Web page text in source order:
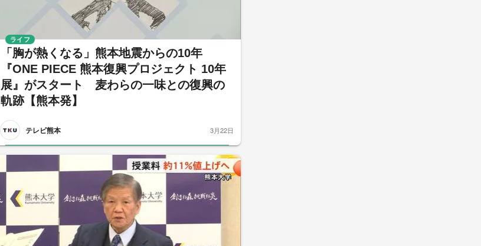
「胸が熱くなる」熊本地震からの10年
『ONE PIECE 熊本復興プロジェクト 10年
展』がスタート 麦わらの一味との復興の
軌跡【熊本発】
テレビ熊本
ライフ
3月22日